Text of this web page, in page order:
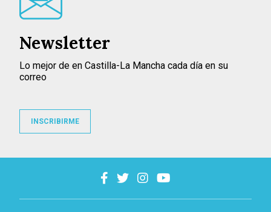
Newsletter
Lo mejor de en Castilla-La Mancha cada día en su
correo
INSCRIBIRME